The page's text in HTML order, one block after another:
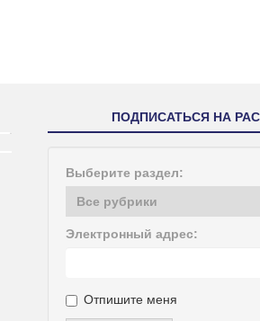
ПОДПИСАТЬСЯ НА
Выберите раздел:
Электронный адрес:
Отпишите меня